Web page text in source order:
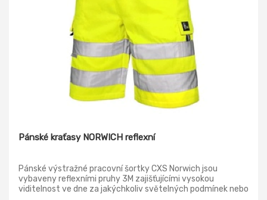
Pánské kraťasy NORWICH reflexní
Pánské výstražné pracovní šortky CXS Norwich jsou
vybaveny reflexními pruhy 3M zajišťujícími vysokou
viditelnost ve dne za jakýchkoliv světelných podmínek nebo